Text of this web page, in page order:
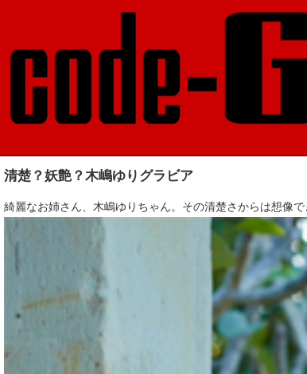
清楚？妖艶？木嶋ゆりグラビア
綺麗なお姉さん、木嶋ゆりちゃん。その清楚さからは想像